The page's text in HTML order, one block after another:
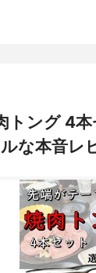
ング 4本
な本音レ